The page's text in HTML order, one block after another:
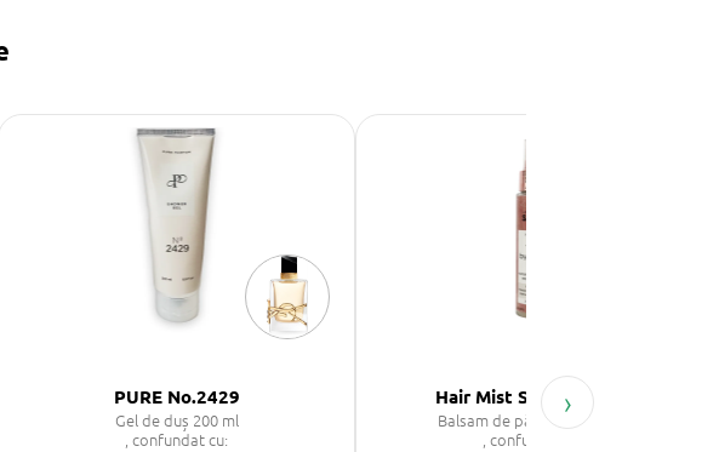
PURE No.2429
Gel de duș 200 ml
, confundat cu:
Hair Mist Saphir - VIDA
Balsam de păr spray - 75 ml
, confundat cu:
›